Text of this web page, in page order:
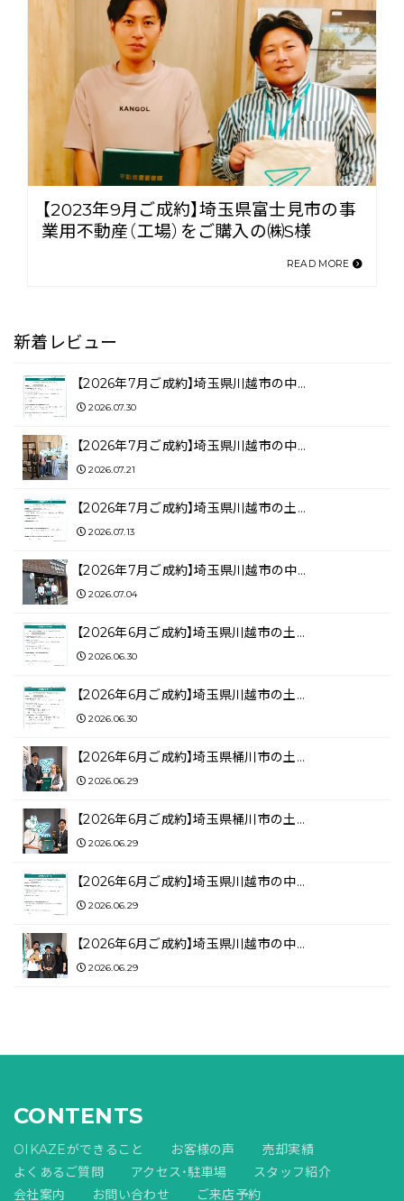
【2023年9月ご成約】埼玉県富士見市の事
業用不動産（工場）をご購入の㈱S様
READ MORE
新着レビュー
【2026年7月ご成約】埼玉県川越市の中…
2026.07.30
【2026年7月ご成約】埼玉県川越市の中…
2026.07.21
【2026年7月ご成約】埼玉県川越市の土…
2026.07.13
【2026年7月ご成約】埼玉県川越市の中…
2026.07.04
【2026年6月ご成約】埼玉県川越市の土…
2026.06.30
【2026年6月ご成約】埼玉県川越市の土…
2026.06.30
【2026年6月ご成約】埼玉県桶川市の土…
2026.06.29
【2026年6月ご成約】埼玉県桶川市の土…
2026.06.29
【2026年6月ご成約】埼玉県川越市の中…
2026.06.29
【2026年6月ご成約】埼玉県川越市の中…
2026.06.29
CONTENTS
OIKAZEができること お客様の声
売却実績
よくあるご質問
アクセス・駐車場
スタッフ紹介
会社案内
お問い合わせ ご来店予約